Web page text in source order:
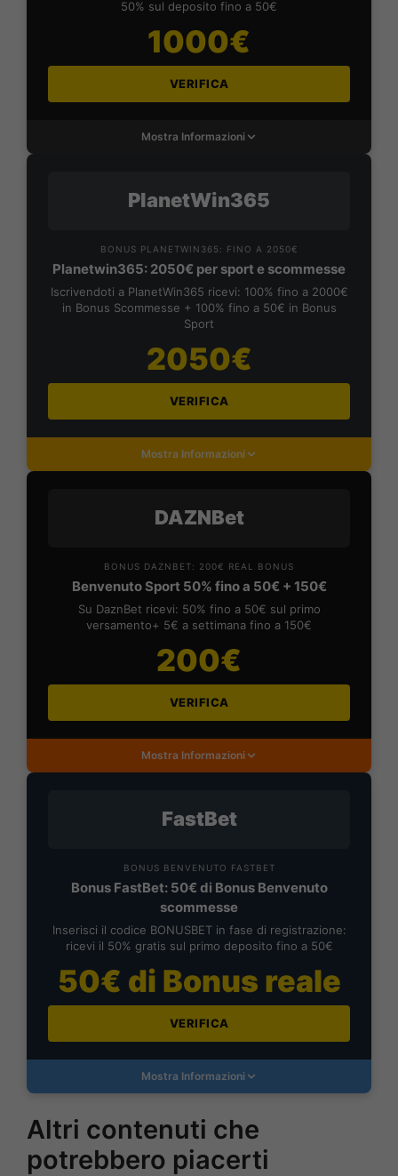
50% sul deposito fino a 50€
1000€
VERIFICA
Mostra Informazioni
PlanetWin365
BONUS PLANETWIN365: FINO A 2050€
Planetwin365: 2050€ per sport e scommesse
Iscrivendoti a PlanetWin365 ricevi: 100% fino a 2000€
in Bonus Scommesse + 100% fino a 50€ in Bonus
Sport
2050€
VERIFICA
Mostra Informazioni
DAZNBet
BONUS DAZNBET: 200€ REAL BONUS
Benvenuto Sport 50% fino a 50€ + 150€
Su DaznBet ricevi: 50% fino a 50€ sul primo
versamento+ 5€ a settimana fino a 150€
200€
VERIFICA
Mostra Informazioni
FastBet
BONUS BENVENUTO FASTBET
Bonus FastBet: 50€ di Bonus Benvenuto
scommesse
Inserisci il codice BONUSBET in fase di registrazione:
ricevi il 50% gratis sul primo deposito fino a 50€
50€ di Bonus reale
VERIFICA
Mostra Informazioni
Altri contenuti che
potrebbero piacerti